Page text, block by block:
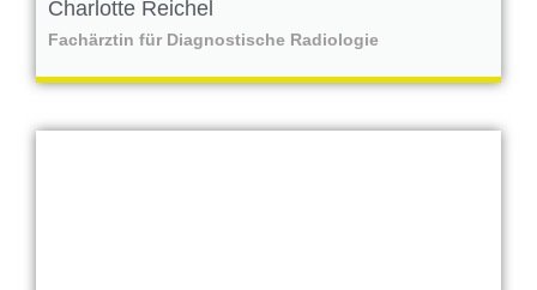
Charlotte Reichel
Fachärztin für Diagnostische Radiologie